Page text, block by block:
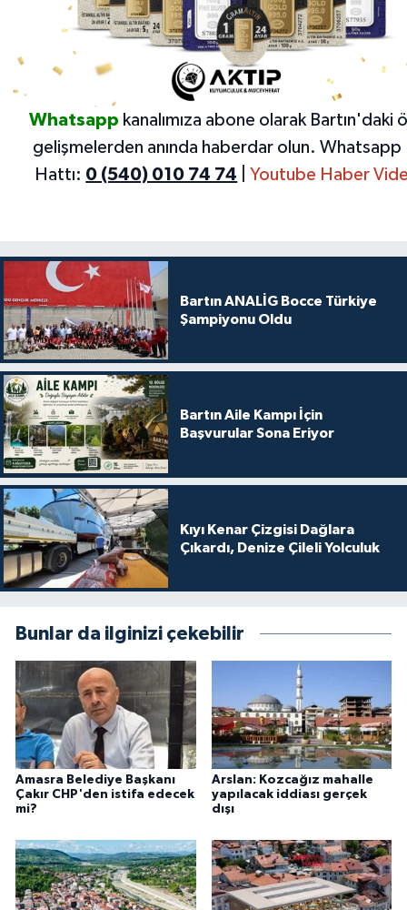
Whatsapp kanalımıza abone olarak Bartın'daki
gelişmelerden anında haberdar olun. Whatsapp
Hattı: 0 (540) 010 74 74 |Youtube Haber
Bartın ANALİG Bocce Türkiye
Şampiyonu Oldu
Bartın Aile Kampı İçin
Başvurular Sona Eriyor
Kıyı Kenar Çizgisi Dağlara
Çıkardı, Denize Çileli Yolculuk
Bunlar da ilginizi çekebilir
Amasra Belediye Başkanı
Çakır CHP'den istifa edecek
mi?
Arslan: Kozcağız mahalle
yapılacak iddiası gerçek
dışı